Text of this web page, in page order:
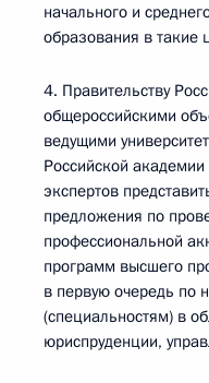
начального и
образования в такие
4. Правительству
общероссийскими
ведущими
Российской
экспертов
предложения по
профессиональной
программ высшего
в первую очередь по
(специальностям) в
юриспруденции,